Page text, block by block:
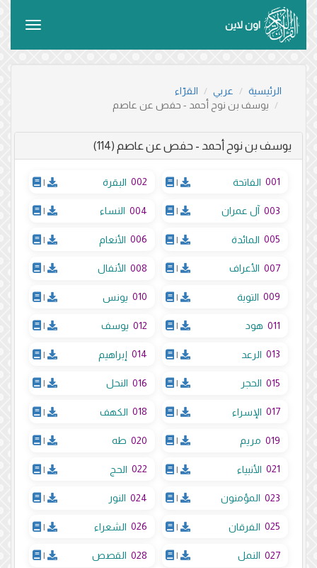
اون لاين
Toggle
الرئيسية عربي
القرّاء
يوسف بن نوح أحمد - حفص عن عاصم
يوسف بن نوح أحمد - حفص عن عاصم (114)
001 الفاتحة |
002 البقرة |
003 آل عمران |
004 النساء |
005 المائدة |
006 الأنعام |
007 الأعراف |
008 الأنفال |
009 التوبة |
010 يونس |
011 هود |
012 يوسف |
013 الرعد |
014 إبراهيم |
015 الحجر |
016 النحل |
017 الإسراء |
018 الكهف |
019 مريم |
020 طه |
021 الأنبياء |
022 الحج |
023 المؤمنون |
024 النور |
025 الفرقان |
026 الشعراء |
027 النمل |
028 القصص |